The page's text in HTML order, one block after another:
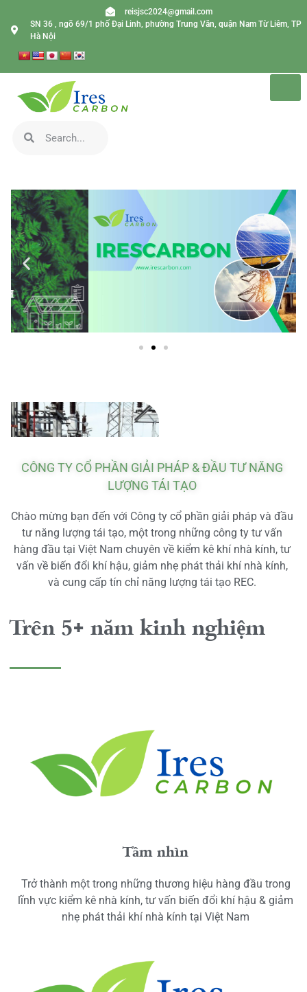
reisjsc2024@gmail.com
SN 36 , ngõ 69/1 phố Đại Linh, phường Trung Văn, quận Nam Từ Liêm, TP
Hà Nội
CÔNG TY CỔ PHẦN GIẢI PHÁP & ĐẦU TƯ NĂNG
LƯỢNG TÁI TẠO
Chào mừng bạn đến với Công ty cổ phần giải pháp và đầu
tư năng lượng tái tạo, một trong những công ty tư vấn
hàng đầu tại Việt Nam chuyên về kiểm kê khí nhà kính, tư
vấn về biến đổi khí hậu, giảm nhẹ phát thải khí nhà kính,
và cung cấp tín chỉ năng lượng tái tạo REC.
Trên 5+ năm kinh nghiệm
Tầm nhìn
Trở thành một trong những thương hiệu hàng đầu trong
lĩnh vực kiểm kê nhà kính, tư vấn biến đổi khí hậu & giảm
nhẹ phát thải khí nhà kính tại Việt Nam